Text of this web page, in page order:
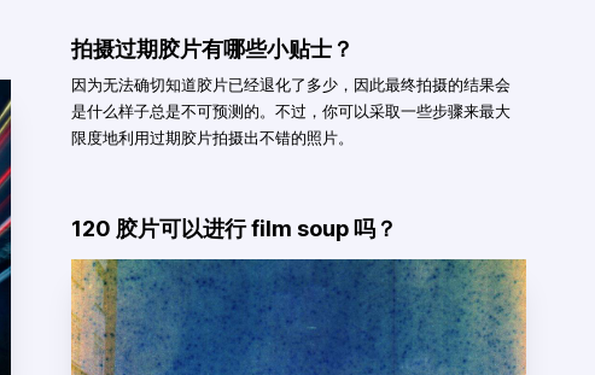
拍摄过期胶片有哪些小贴士？
因为无法确切知道胶片已经退化了多少，因此最终拍摄的结果会
是什么样子总是不可预测的。不过，你可以采取一些步骤来最大
限度地利用过期胶片拍摄出不错的照片。
120 胶片可以进行 film soup 吗？